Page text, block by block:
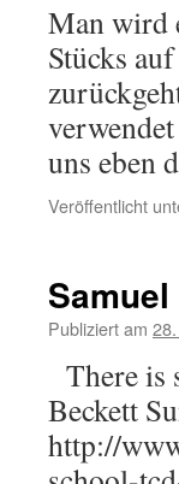
Man wird
Stücks
uns eben
Veröffentlicht
Publiziert am
There is
Beckett
http://